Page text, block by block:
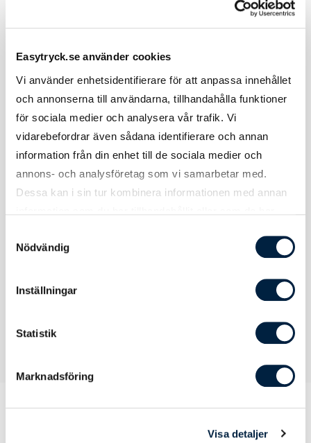
Easytryck.se använder cookies
Vi använder enhetsidentifierare för att anpassa innehållet
och annonserna till användarna, tillhandahålla funktioner
för sociala medier och analysera vår trafik. Vi
vidarebefordrar även sådana identifierare och annan
information från din enhet till de sociala medier och
annons- och analysföretag som vi samarbetar med.
Dessa kan i sin tur kombinera informationen med annan
Nödvändig
Inställningar
Statistik
Marknadsföring
Visa detaljer
Large
2XL Bröstvidd: 58 cm Längd: 70 cm
Bröstvidd: 61 cm Längd: 72 cm